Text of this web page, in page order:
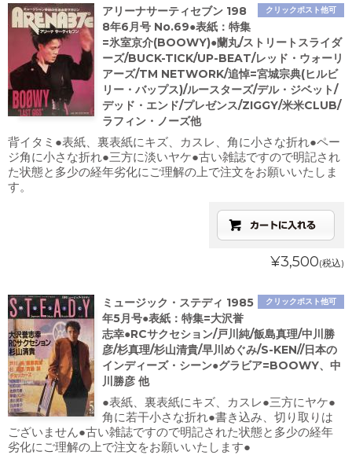
クリックポスト他可
アリーナサーティセブン 198
8年6月号 No.69●表紙：特集
=氷室京介(BOOWY)●蘭丸/ストリートスライダ
ーズ/BUCK-TICK/UP-BEAT/レッド・ウォーリ
アーズ/TM NETWORK/追悼=宮城宗典(ヒルビ
リー・バップス)/ルースターズ/デル・ジベット/
デッド・エンド/プレゼンス/ZIGGY/米米CLUB/
ラフィン・ノーズ他
背イタミ●表紙、裏表紙にキズ、カスレ、角に小さな折れ●ペー
ジ角に小さな折れ●三方に淡いヤケ●古い雑誌ですので明記され
た状態と多少の経年劣化にご理解の上で注文をお願いいたしま
す。
¥3,500(税込)
クリックポスト他可
ミュージック・ステディ 1985
年5月号●表紙：特集=大沢誉
志幸●RCサクセション/戸川純/飯島真理/中川勝
彦/杉真理/杉山清貴/早川めぐみ/S-KEN//日本の
インディーズ・シーン●グラビア=BOOWY、中
川勝彦 他
●表紙、裏表紙にキズ、カスレ●三方にヤケ●
角に若干小さな折れ●書き込み、切り取りは
ございません●古い雑誌ですので明記された状態と多少の経年
劣化にご理解の上で注文をお願いいたします●